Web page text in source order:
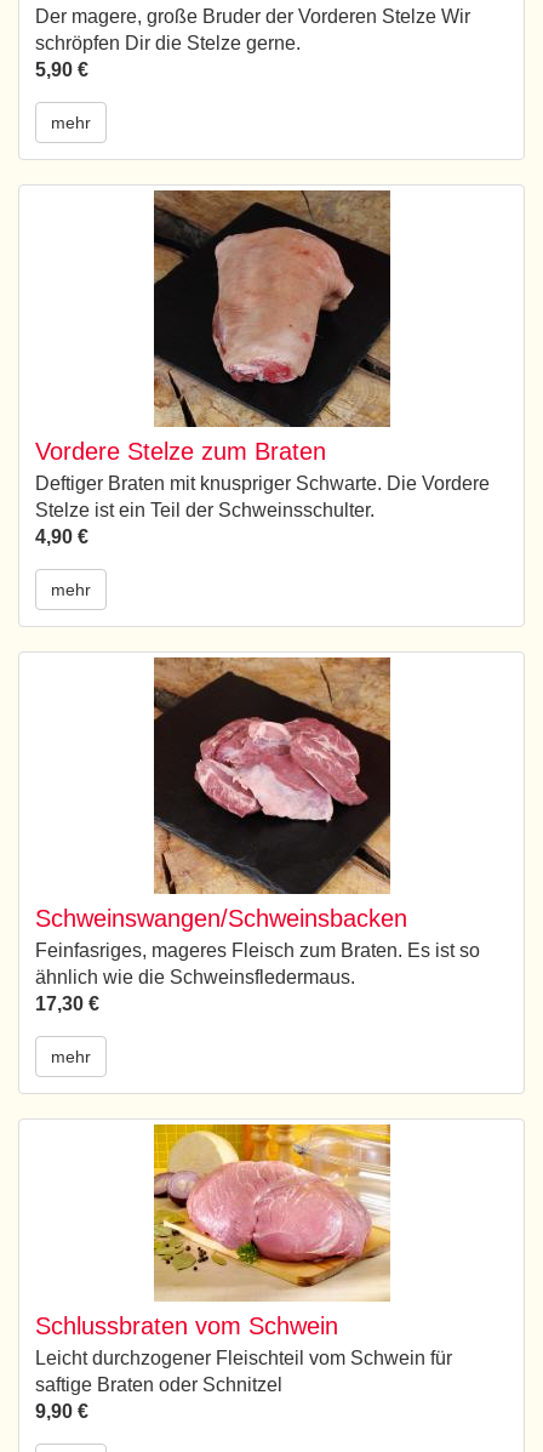
Der magere, große Bruder der Vorderen Stelze Wir
schröpfen Dir die Stelze gerne.
5,90 €
mehr
Vordere Stelze zum Braten
Deftiger Braten mit knuspriger Schwarte. Die Vordere
Stelze ist ein Teil der Schweinsschulter.
4,90 €
mehr
Schweinswangen/Schweinsbacken
Feinfasriges, mageres Fleisch zum Braten. Es ist so
ähnlich wie die Schweinsfledermaus.
17,30 €
mehr
Schlussbraten vom Schwein
Leicht durchzogener Fleischteil vom Schwein für
saftige Braten oder Schnitzel
9,90 €